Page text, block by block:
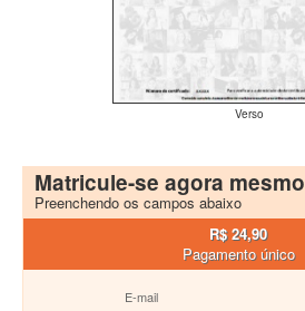
Verso
Matricule-se agora mesmo
Preenchendo os campos abaixo
R$ 24,90
Pagamento único
E-mail